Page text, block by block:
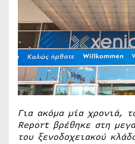
Για ακόμα μία χρονιά,
Report βρέθηκε στη
του ξενοδοχειακού